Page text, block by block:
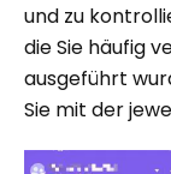
und zu
die Sie häufig
ausgeführt
Sie mit der